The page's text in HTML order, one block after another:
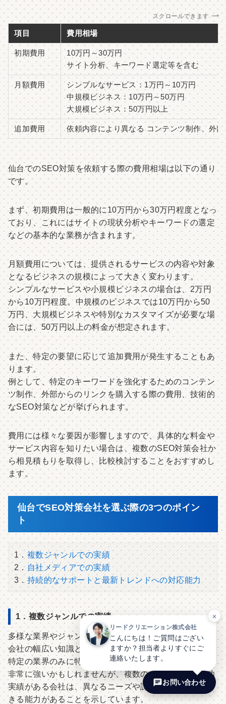
スクロールできます
項目 費用相場
初期費用
10万円～30万円
サイト分析、キーワード選定等を含む
月額費用
シンプルなサービス：1万円～10万円
中規模ビジネス：10万円～50万円
大規模ビジネス：50万円以上
追加費用 依頼内容により異なる コンテンツ制作、外
仙台でのSEO対策を依頼する際の費用相場は以下の通り
です。
まず、初期費用は一般的に10万円から30万円程度となっ
ており、これにはサイトの現状分析やキーワードの選定
などの基本的な業務が含まれます。
月額費用については、提供されるサービスの内容や対象
となるビジネスの規模によって大きく変わります。
シンプルなサービスや小規模ビジネスの場合は、2万円
から10万円程度。中規模のビジネスでは10万円から50
万円、大規模ビジネスや特別なカスタマイズが必要な場
合には、50万円以上の料金が想定されます。
また、特定の要望に応じて追加費用が発生することもあ
ります。
例として、特定のキーワードを強化するためのコンテン
ツ制作、外部からのリンクを購入する際の費用、技術的
なSEO対策などが挙げられます。
費用には様々な要因が影響しますので、具体的な料金や
サービス内容を知りたい場合は、複数のSEO対策会社か
ら相見積もりを取得し、比較検討することをおすすめし
ます。
仙台でSEO対策会社を選ぶ際の3つのポイン
ト
1． 複数ジャンルでの実績
2． 自社メディアでの実績
3． 持続的なサポートと最新トレンドへの対応能力
1．複数ジャンルでの実績
多様な業界やジャンルでの実績があることは、SEO対策
会社の幅広い知識と経験の証明となります。
特定の業界のみに特化している会社もそのジャンルでは
非常に強いかもしれませんが、複数のジャンルでの成功
実績がある会社は、異なるニーズや課題に柔軟に対応で
きる能力があることを示しています。
×
リードクリエーション株式会社
こんにちは！ご質問はござい
ますか？担当者よりすぐにご
連絡いたします。
お問い合わせ